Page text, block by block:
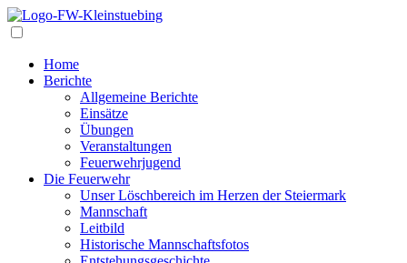
Home
Berichte
Allgemeine Berichte
Einsätze
Übungen
Veranstaltungen
Feuerwehrjugend
Die Feuerwehr
Unser Löschbereich im Herzen der Steiermark
Mannschaft
Leitbild
Historische Mannschaftsfotos